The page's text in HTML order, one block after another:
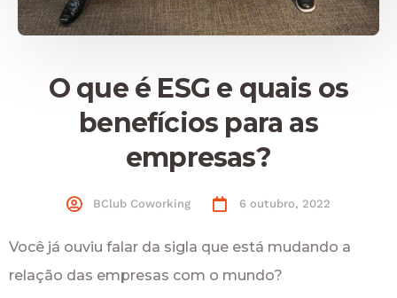
O que é ESG e quais os
benefícios para as
empresas?
BClub Coworking 6 outubro, 2022
Você já ouviu falar da sigla que está mudando a
relação das empresas com o mundo?